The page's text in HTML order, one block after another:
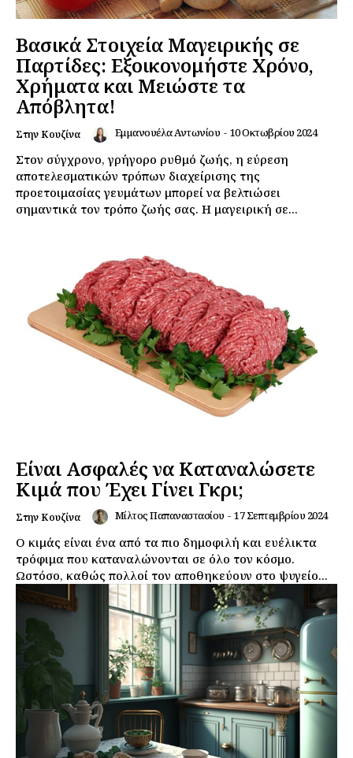
Εγγραφείτε τώρα!
Daily Food
Σχετικά με εμάς
Αποποίηση Ευθυνών
Ο λογαριασμός μου
Βασικά Στοιχεία Μαγειρικής σε
Παρτίδες: Εξοικονομήστε Χρόνο,
Χρήματα και Μειώστε τα
Απόβλητα!
Στην Κουζίνα Εμμανουέλα Αντωνίου - 10 Οκτωβρίου 2024
Στον σύγχρονο, γρήγορο ρυθμό ζωής, η εύρεση
αποτελεσματικών τρόπων διαχείρισης της
προετοιμασίας γευμάτων μπορεί να βελτιώσει
σημαντικά τον τρόπο ζωής σας. Η μαγειρική σε...
Είναι Ασφαλές να Καταναλώσετε
Κιμά που Έχει Γίνει Γκρι;
Στην Κουζίνα Μίλτος Παπαναστασίου - 17 Σεπτεμβρίου 2024
Ο κιμάς είναι ένα από τα πιο δημοφιλή και ευέλικτα
τρόφιμα που καταναλώνονται σε όλο τον κόσμο.
Ωστόσο, καθώς πολλοί τον αποθηκεύουν στο ψυγείο...